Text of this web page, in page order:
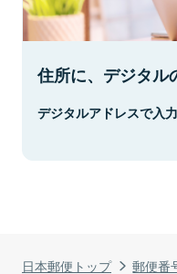
日本郵便トップ 郵便番
住所に、デジタル
デジタルアドレスで入